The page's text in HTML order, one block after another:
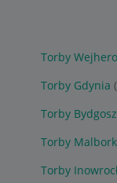
Torby
Torby Gdynia
Torby
Torby Malbork
Torby